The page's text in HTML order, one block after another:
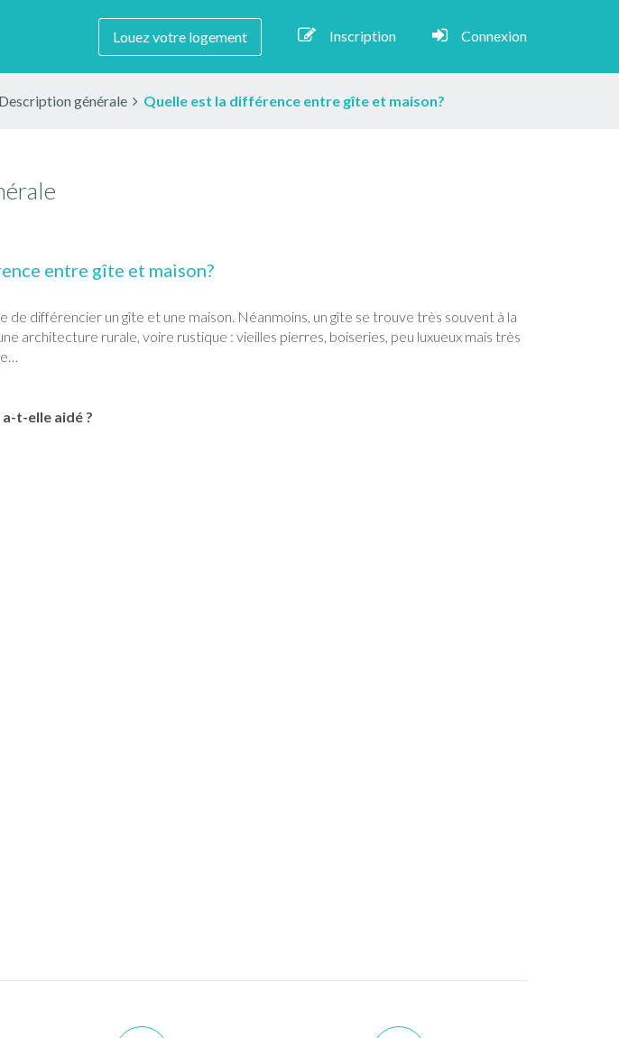
Louez votre logement Inscription Connexion
Description générale Quelle est la différence entre gîte et maison?
entre gîte et maison?
de différencier un gîte et une maison. Néanmoins, un gîte se trouve très souvent à la
architecture rurale, voire rustique : vieilles pierres, boiseries, peu luxueux mais très
t-elle aidé ?